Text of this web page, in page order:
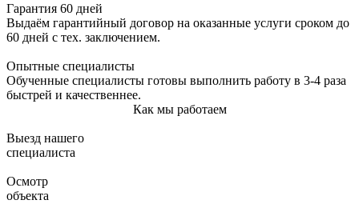
Гарантия 60 дней
Выдаём гарантийный договор на оказанные услуги сроком до
60 дней с тех. заключением.
Опытные специалисты
Обученные специалисты готовы выполнить работу в 3-4 раза
быстрей и качественнее.
Как мы работаем
Выезд нашего
специалиста
Осмотр
объекта